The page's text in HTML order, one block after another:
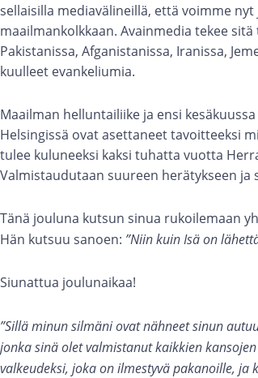
sellaisilla mediavälineillä, että voimme
maailmankolkkaan. Avainmedia tekee
Pakistanissa, Afganistanissa, Iranissa,
kuulleet evankeliumia.
Maailman helluntailiike ja ensi
Helsingissä ovat asettaneet tavoitteeksi
tulee kuluneeksi kaksi tuhatta vuotta
Valmistaudutaan suureen herätykseen
Tänä jouluna kutsun sinua rukoilemaan
Hän kutsuu sanoen: ”Niin kuin Isä on
Siunattua joulunaikaa!
”Sillä minun silmäni ovat nähneet sinun
jonka sinä olet valmistanut kaikkien
valkeudeksi, joka on ilmestyvä pakanoille, ja